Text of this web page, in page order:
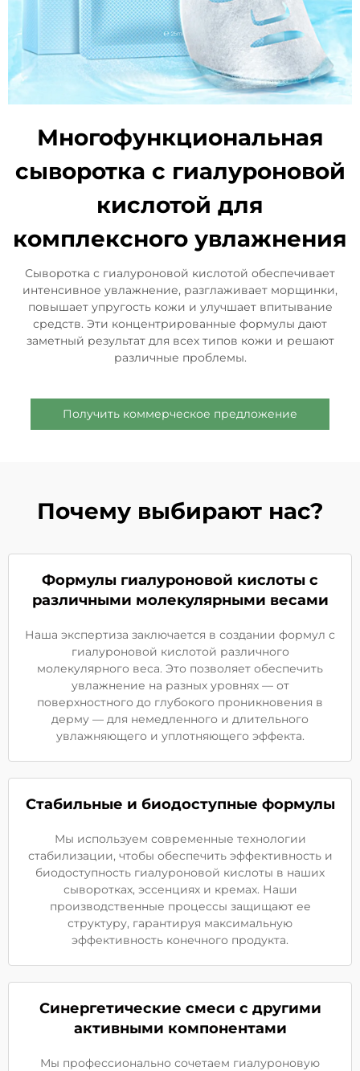
Многофункциональная
сыворотка с гиалуроновой
кислотой для
комплексного увлажнения
Сыворотка с гиалуроновой кислотой обеспечивает
интенсивное увлажнение, разглаживает морщинки,
повышает упругость кожи и улучшает впитывание
средств. Эти концентрированные формулы дают
заметный результат для всех типов кожи и решают
различные проблемы.
Получить коммерческое предложение
Почему выбирают нас?
Формулы гиалуроновой кислоты с
различными молекулярными весами
Наша экспертиза заключается в создании формул с
гиалуроновой кислотой различного
молекулярного веса. Это позволяет обеспечить
увлажнение на разных уровнях — от
поверхностного до глубокого проникновения в
дерму — для немедленного и длительного
увлажняющего и уплотняющего эффекта.
Стабильные и биодоступные формулы
Мы используем современные технологии
стабилизации, чтобы обеспечить эффективность и
биодоступность гиалуроновой кислоты в наших
сыворотках, эссенциях и кремах. Наши
производственные процессы защищают ее
структуру, гарантируя максимальную
эффективность конечного продукта.
Синергетические смеси с другими
активными компонентами
Мы профессионально сочетаем гиалуроновую